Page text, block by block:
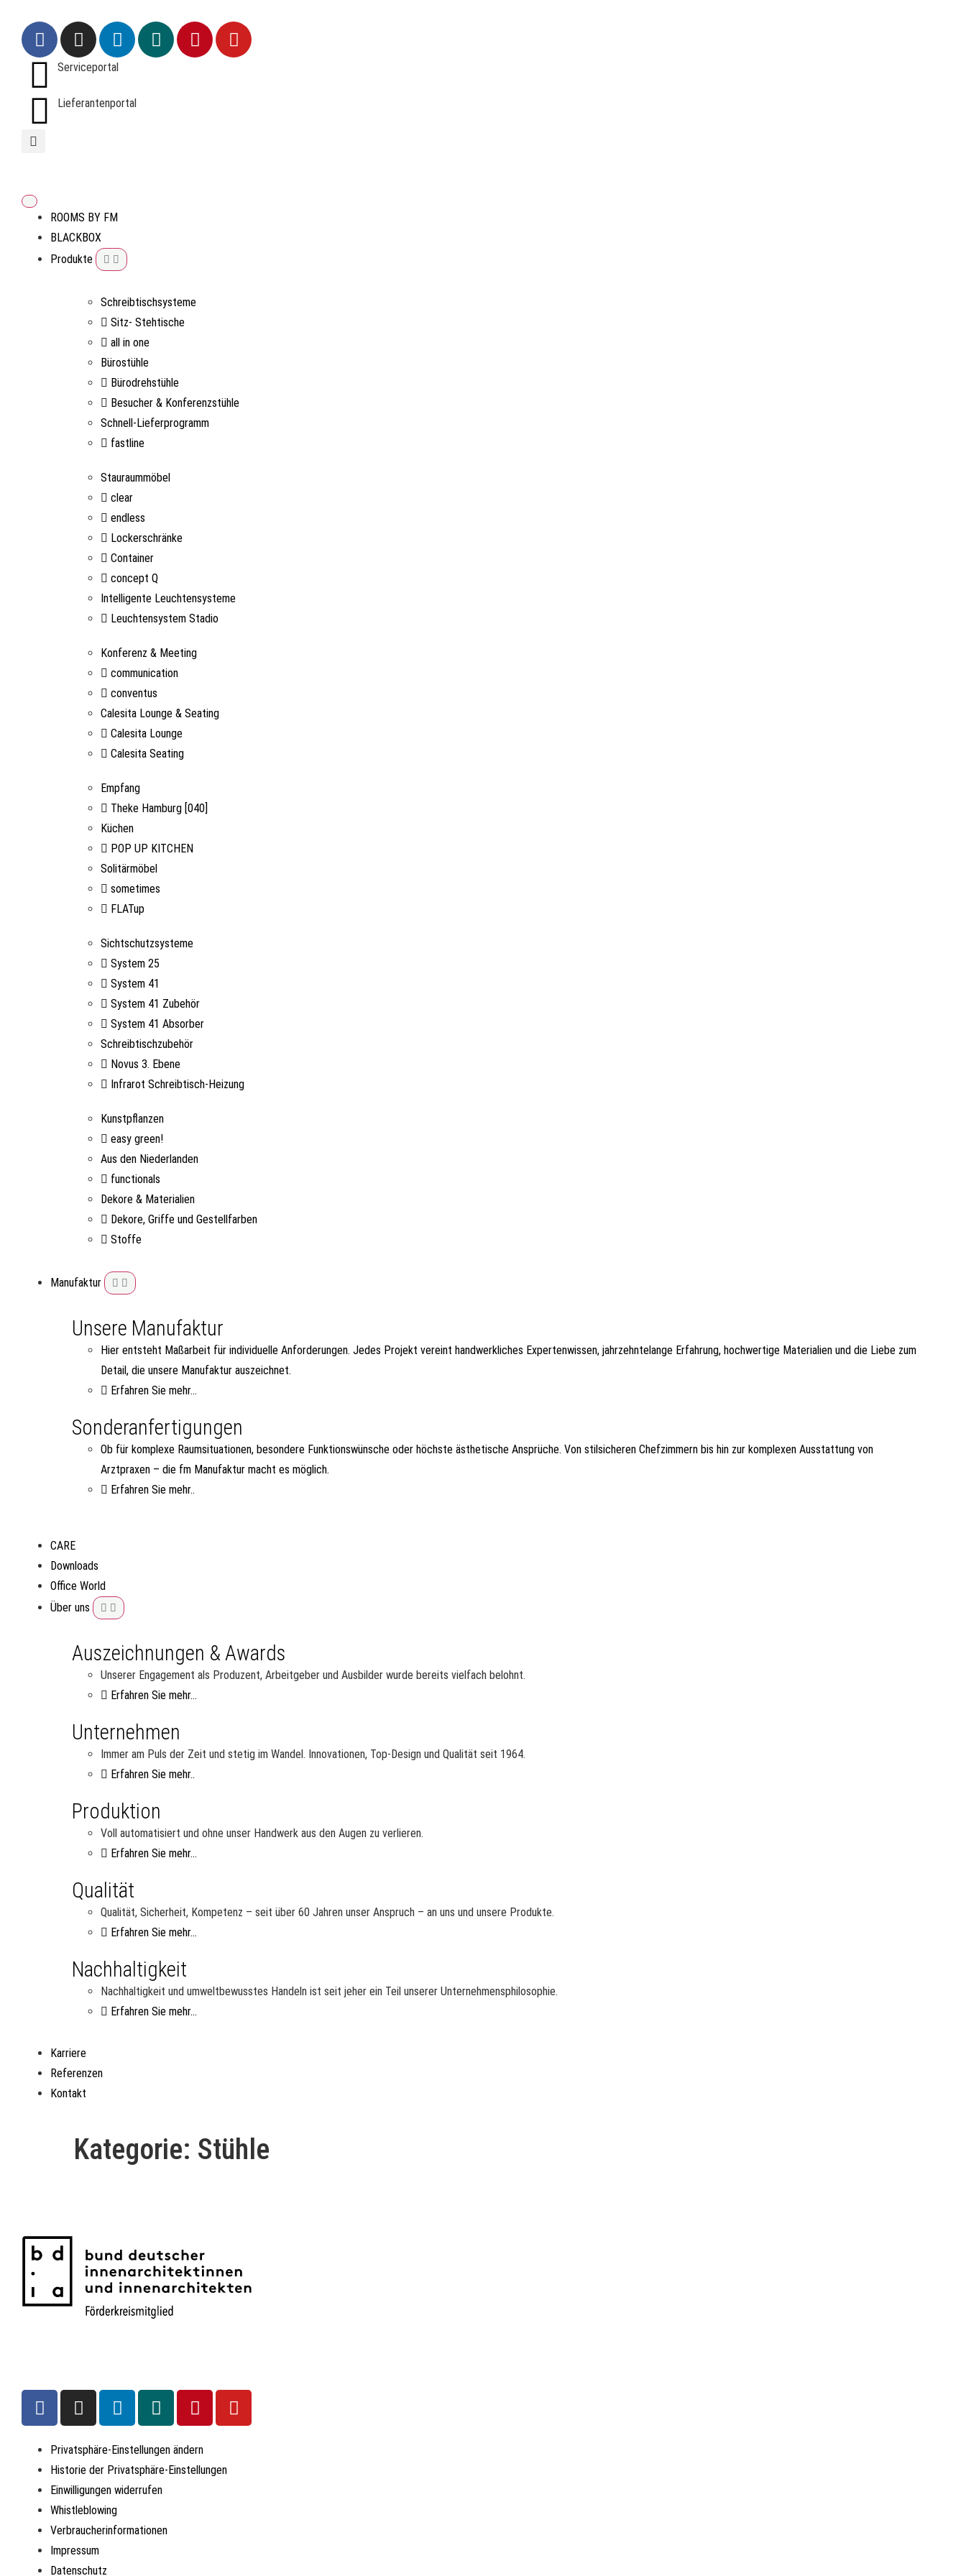
Serviceportal
Lieferantenportal
ROOMS BY FM
BLACKBOX
Produkte
Schreibtischsysteme
Sitz- Stehtische
all in one
Bürostühle
Bürodrehstühle
Besucher & Konferenzstühle
Schnell-Lieferprogramm
fastline
Stauraummöbel
clear
endless
Lockerschränke
Container
concept Q
Intelligente Leuchtensysteme
Leuchtensystem Stadio
Konferenz & Meeting
communication
conventus
Calesita Lounge & Seating
Calesita Lounge
Calesita Seating
Empfang
Theke Hamburg [040]
Küchen
POP UP KITCHEN
Solitärmöbel
sometimes
FLATup
Sichtschutzsysteme
System 25
System 41
System 41 Zubehör
System 41 Absorber
Schreibtischzubehör
Novus 3. Ebene
Infrarot Schreibtisch-Heizung
Kunstpflanzen
easy green!
Aus den Niederlanden
functionals
Dekore & Materialien
Dekore, Griffe und Gestellfarben
Stoffe
Manufaktur
Unsere Manufaktur
Hier entsteht Maßarbeit für individuelle Anforderungen. Jedes Projekt vereint handwerkliches Expertenwissen, jahrzehntelange Erfahrung, hochwertige Materialien und die Liebe zum
Detail, die unsere Manufaktur auszeichnet.
Erfahren Sie mehr...
Sonderanfertigungen
Ob für komplexe Raumsituationen, besondere Funktionswünsche oder höchste ästhetische Ansprüche. Von stilsicheren Chefzimmern bis hin zur komplexen Ausstattung von
Arztpraxen – die fm Manufaktur macht es möglich.
Erfahren Sie mehr..
CARE
Downloads
Office World
Über uns
Auszeichnungen & Awards
Unserer Engagement als Produzent, Arbeitgeber und Ausbilder wurde bereits vielfach belohnt.
Erfahren Sie mehr...
Unternehmen
Immer am Puls der Zeit und stetig im Wandel. Innovationen, Top-Design und Qualität seit 1964.
Erfahren Sie mehr..
Produktion
Voll automatisiert und ohne unser Handwerk aus den Augen zu verlieren.
Erfahren Sie mehr...
Qualität
Qualität, Sicherheit, Kompetenz – seit über 60 Jahren unser Anspruch – an uns und unsere Produkte.
Erfahren Sie mehr...
Nachhaltigkeit
Nachhaltigkeit und umweltbewusstes Handeln ist seit jeher ein Teil unserer Unternehmensphilosophie.
Erfahren Sie mehr...
Karriere
Referenzen
Kontakt
Kategorie: Stühle
Privatsphäre-Einstellungen ändern
Historie der Privatsphäre-Einstellungen
Einwilligungen widerrufen
Whistleblowing
Verbraucherinformationen
Impressum
Datenschutz